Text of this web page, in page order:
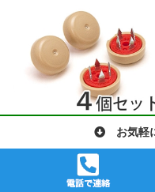
楽打ち スリップFPK-104
18mm|打込み式イス脚カバー
お気軽